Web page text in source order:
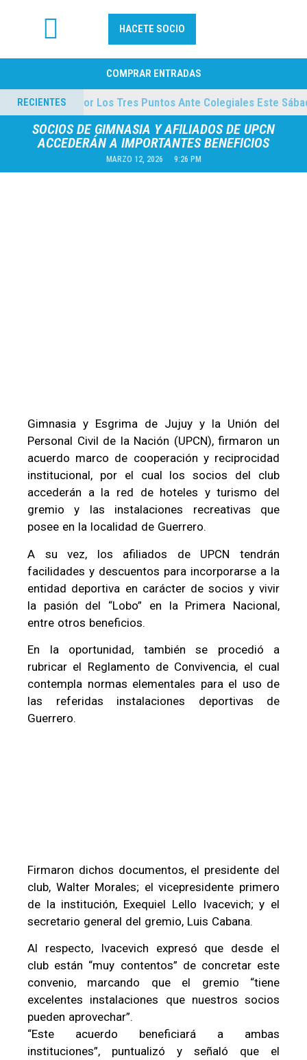
HACETE SOCIO
COMPRAR ENTRADAS
RECIENTES
04/08/2026 El “Lobo” Va Por Los Tres Puntos Ante
SOCIOS DE GIMNASIA Y AFILIADOS DE UPCN
ACCEDERÁN A IMPORTANTES BENEFICIOS
MARZO 12, 2026 9:26 PM
Gimnasia y Esgrima de Jujuy y la Unión del
Personal Civil de la Nación (UPCN), firmaron un
acuerdo marco de cooperación y reciprocidad
institucional, por el cual los socios del club
accederán a la red de hoteles y turismo del
gremio y las instalaciones recreativas que
posee en la localidad de Guerrero.
A su vez, los afiliados de UPCN tendrán
facilidades y descuentos para incorporarse a la
entidad deportiva en carácter de socios y vivir
la pasión del “Lobo” en la Primera Nacional,
entre otros beneficios.
En la oportunidad, también se procedió a
rubricar el Reglamento de Convivencia, el cual
contempla normas elementales para el uso de
las referidas instalaciones deportivas de
Guerrero.
Firmaron dichos documentos, el presidente del
club, Walter Morales; el vicepresidente primero
de la institución, Exequiel Lello Ivacevich; y el
secretario general del gremio, Luis Cabana.
Al respecto, Ivacevich expresó que desde el
club están “muy contentos” de concretar este
convenio, marcando que el gremio “tiene
excelentes instalaciones que nuestros socios
pueden aprovechar”.
“Este acuerdo beneficiará a ambas
instituciones”, puntualizó y señaló que el